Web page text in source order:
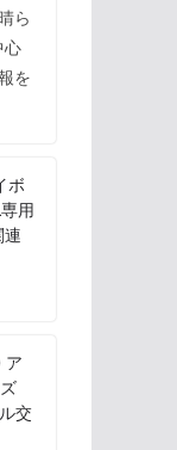
ら
心
を
ボ
用
ア
交